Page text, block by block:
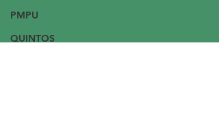
PMPU
QUINTOS